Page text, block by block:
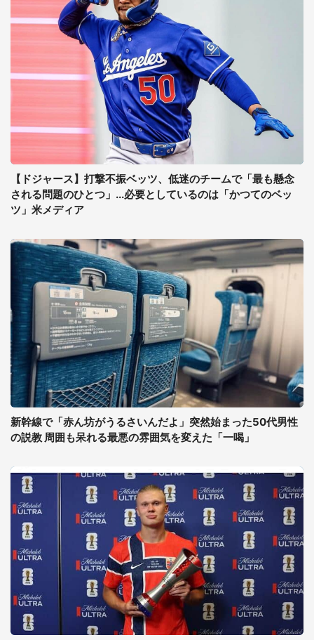
【ドジャース】打撃不振ベッツ、低迷のチームで「最も懸念
される問題のひとつ」...必要としているのは「かつてのベッ
ツ」米メディア
新幹線で「赤ん坊がうるさいんだよ」突然始まった50代男性
の説教 周囲も呆れる最悪の雰囲気を変えた「一喝」